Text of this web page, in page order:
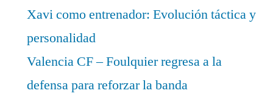
Xavi como entrenador: Evolución táctica y
personalidad
Valencia CF – Foulquier regresa a la
defensa para reforzar la banda